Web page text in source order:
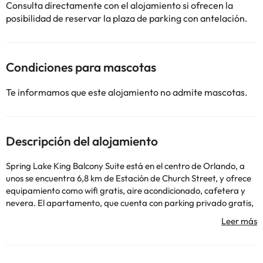
Consulta directamente con el alojamiento si ofrecen la
posibilidad de reservar la plaza de parking con antelación.
Condiciones para mascotas
Te informamos que este alojamiento no admite mascotas.
Descripción del alojamiento
Spring Lake King Balcony Suite está en el centro de Orlando, a
unos se encuentra 6,8 km de Estación de Church Street, y ofrece
equipamiento como wifi gratis, aire acondicionado, cafetera y
nevera. El apartamento, que cuenta con parking privado gratis,
está en una zona en la que se pueden practicar actividades como